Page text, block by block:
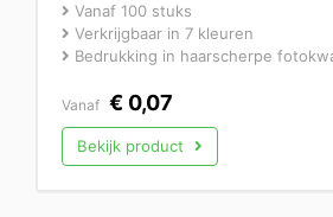
Vanaf 100 stuks
Verkrijgbaar in 7 kleuren
Bedrukking in haarscherpe
Vanaf € 0,07
Bekijk product